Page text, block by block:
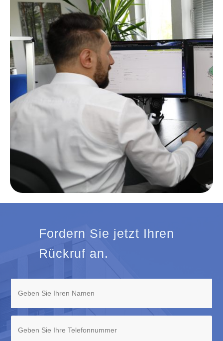
Fordern Sie jetzt Ihren
Rückruf an.